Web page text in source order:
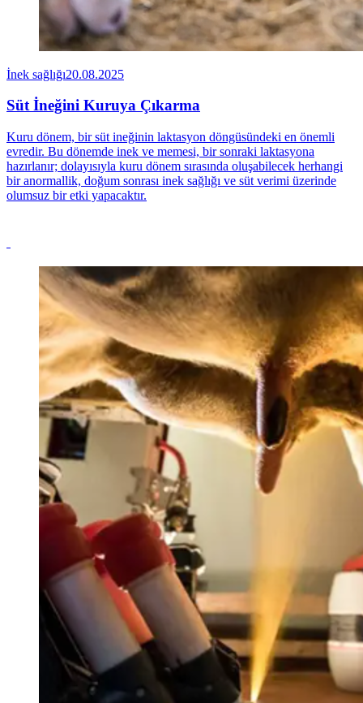
İnek sağlığı20.08.2025
Süt İneğini Kuruya Çıkarma
Kuru dönem, bir süt ineğinin laktasyon döngüsündeki en önemli
evredir. Bu dönemde inek ve memesi, bir sonraki laktasyona
hazırlanır; dolayısıyla kuru dönem sırasında oluşabilecek herhangi
bir anormallik, doğum sonrası inek sağlığı ve süt verimi üzerinde
olumsuz bir etki yapacaktır.